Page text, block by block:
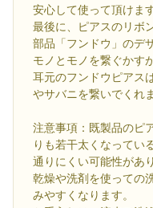
安心して使って頂けます
最後に、ピアスのリボ
部品「フンドウ」のデ
モノとモノを繋ぐかす
耳元のフンドウピアス
やサバニを繋いでくれ
注意事項：既製品のピ
りも若干太くなってい
通りにくい可能性があ
乾燥や洗剤を使っての
みやすくなります。